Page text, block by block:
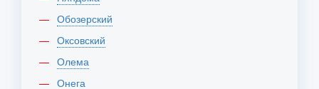
Обозерский
Оксовский
Олема
Онега